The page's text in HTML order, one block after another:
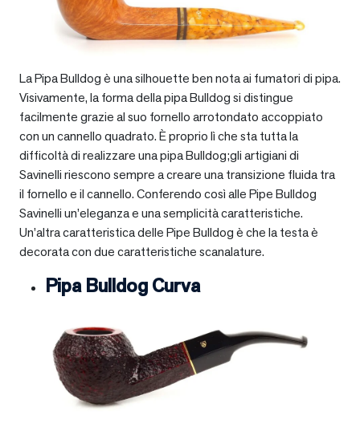
La Pipa Bulldog è una silhouette ben nota ai fumatori di pipa.
Visivamente, la forma della pipa Bulldog si distingue
facilmente grazie al suo fornello arrotondato accoppiato
con un cannello quadrato. È proprio lì che sta tutta la
difficoltà di realizzare una pipa Bulldog;gli artigiani di
Savinelli riescono sempre a creare una transizione fluida tra
il fornello e il cannello. Conferendo così alle Pipe Bulldog
Savinelli un’eleganza e una semplicità caratteristiche.
Un’altra caratteristica delle Pipe Bulldog è che la testa è
decorata con due caratteristiche scanalature.
Pipa Bulldog Curva